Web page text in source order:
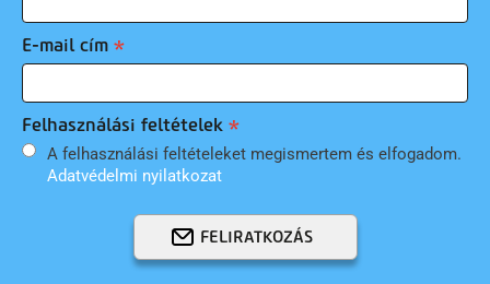
E-mail cím
Felhasználási feltételek
A felhasználási feltételeket megismertem és elfogadom.
Adatvédelmi nyilatkozat
FELIRATKOZÁS